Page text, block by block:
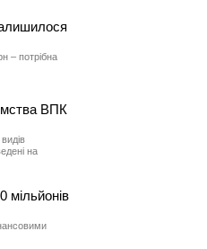
– потрібна
ВПК
на
мільйонів